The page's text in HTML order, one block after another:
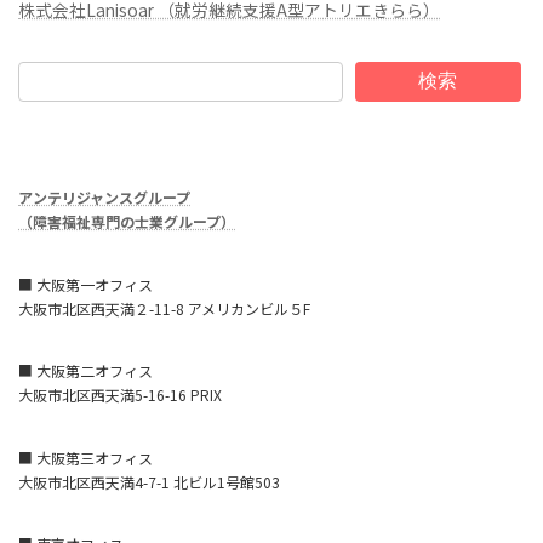
株式会社Lanisoar （就労継続支援A型アトリエきらら）
検索
アンテリジャンスグループ
（障害福祉専門の士業グループ）
■ 大阪第一オフィス
大阪市北区西天満２-11-8 アメリカンビル５F
■ 大阪第二オフィス
大阪市北区西天満5-16-16 PRIX
■ 大阪第三オフィス
大阪市北区西天満4-7-1 北ビル1号館503